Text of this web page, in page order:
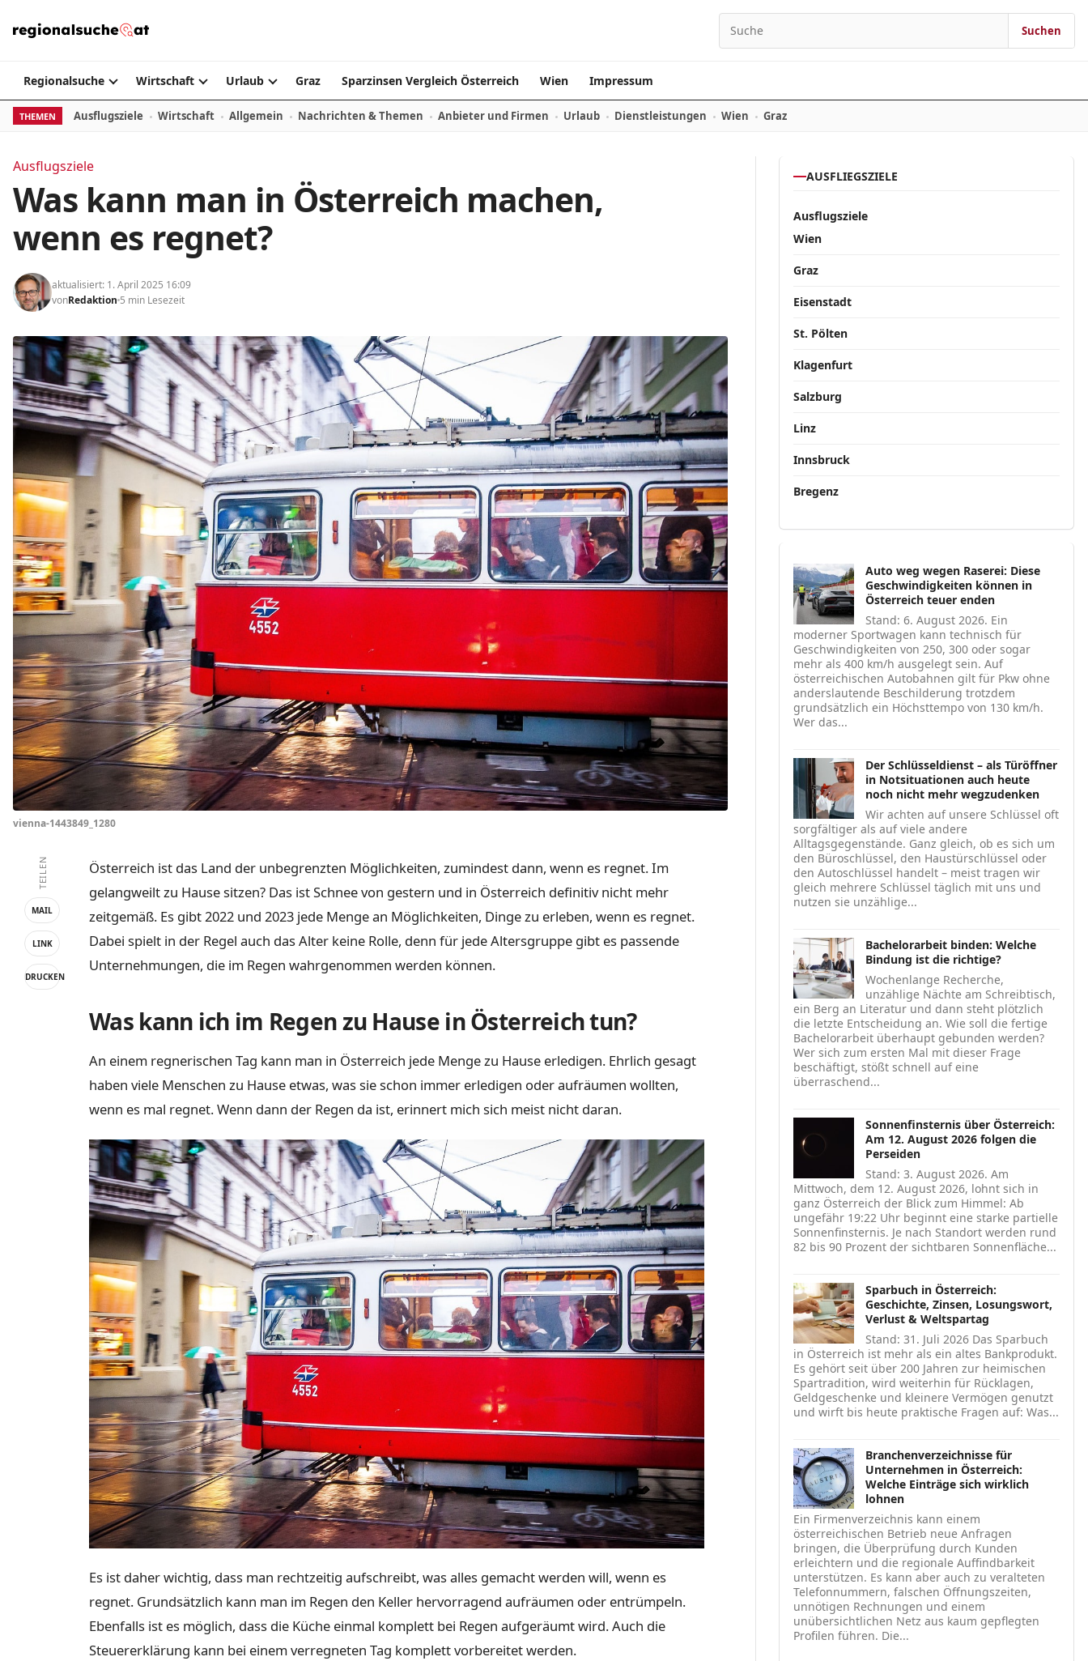
Suchen nach:
Suchen
Regionalsuche Wirtschaft Urlaub Graz Sparzinsen Vergleich Österreich Wien Impressum
THEMEN Ausflugsziele Wirtschaft Allgemein Nachrichten & Themen Anbieter und Firmen Urlaub Dienstleistungen Wien Graz
Ausflugsziele
Was kann man in Österreich machen,
wenn es regnet?
aktualisiert: 1. April 2025 16:09
vonRedaktion 5 min Lesezeit
vienna-1443849_1280
TEILEN
MAIL
LINK
DRUCKEN
Österreich ist das Land der unbegrenzten Möglichkeiten, zumindest dann, wenn es regnet. Im
gelangweilt zu Hause sitzen? Das ist Schnee von gestern und in Österreich definitiv nicht mehr
zeitgemäß. Es gibt 2022 und 2023 jede Menge an Möglichkeiten, Dinge zu erleben, wenn es regnet.
Dabei spielt in der Regel auch das Alter keine Rolle, denn für jede Altersgruppe gibt es passende
Unternehmungen, die im Regen wahrgenommen werden können.
Was kann ich im Regen zu Hause in Österreich tun?
An einem regnerischen Tag kann man in Österreich jede Menge zu Hause erledigen. Ehrlich gesagt
haben viele Menschen zu Hause etwas, was sie schon immer erledigen oder aufräumen wollten,
wenn es mal regnet. Wenn dann der Regen da ist, erinnert mich sich meist nicht daran.
Es ist daher wichtig, dass man rechtzeitig aufschreibt, was alles gemacht werden will, wenn es
regnet. Grundsätzlich kann man im Regen den Keller hervorragend aufräumen oder entrümpeln.
Ebenfalls ist es möglich, dass die Küche einmal komplett bei Regen aufgeräumt wird. Auch die
Steuererklärung kann bei einem verregneten Tag komplett vorbereitet werden.
AUSFLIEGSZIELE
Ausflugsziele
Wien
Graz
Eisenstadt
St. Pölten
Klagenfurt
Salzburg
Linz
Innsbruck
Bregenz
Auto weg wegen Raserei: Diese
Geschwindigkeiten können in
Österreich teuer enden
Stand: 6. August 2026. Ein
moderner Sportwagen kann technisch für
Geschwindigkeiten von 250, 300 oder sogar
mehr als 400 km/h ausgelegt sein. Auf
österreichischen Autobahnen gilt für Pkw ohne
anderslautende Beschilderung trotzdem
grundsätzlich ein Höchsttempo von 130 km/h.
Wer das...
Der Schlüsseldienst – als Türöffner
in Notsituationen auch heute
noch nicht mehr wegzudenken
Wir achten auf unsere Schlüssel oft
sorgfältiger als auf viele andere
Alltagsgegenstände. Ganz gleich, ob es sich um
den Büroschlüssel, den Haustürschlüssel oder
den Autoschlüssel handelt – meist tragen wir
gleich mehrere Schlüssel täglich mit uns und
nutzen sie unzählige...
Bachelorarbeit binden: Welche
Bindung ist die richtige?
Wochenlange Recherche,
unzählige Nächte am Schreibtisch,
ein Berg an Literatur und dann steht plötzlich
die letzte Entscheidung an. Wie soll die fertige
Bachelorarbeit überhaupt gebunden werden?
Wer sich zum ersten Mal mit dieser Frage
beschäftigt, stößt schnell auf eine
überraschend...
Sonnenfinsternis über Österreich:
Am 12. August 2026 folgen die
Perseiden
Stand: 3. August 2026. Am
Mittwoch, dem 12. August 2026, lohnt sich in
ganz Österreich der Blick zum Himmel: Ab
ungefähr 19:22 Uhr beginnt eine starke partielle
Sonnenfinsternis. Je nach Standort werden rund
82 bis 90 Prozent der sichtbaren Sonnenfläche...
Sparbuch in Österreich:
Geschichte, Zinsen, Losungswort,
Verlust & Weltspartag
Stand: 31. Juli 2026 Das Sparbuch
in Österreich ist mehr als ein altes Bankprodukt.
Es gehört seit über 200 Jahren zur heimischen
Spartradition, wird weiterhin für Rücklagen,
Geldgeschenke und kleinere Vermögen genutzt
und wirft bis heute praktische Fragen auf: Was...
Branchenverzeichnisse für
Unternehmen in Österreich:
Welche Einträge sich wirklich
lohnen
Ein Firmenverzeichnis kann einem
österreichischen Betrieb neue Anfragen
bringen, die Überprüfung durch Kunden
erleichtern und die regionale Auffindbarkeit
unterstützen. Es kann aber auch zu veralteten
Telefonnummern, falschen Öffnungszeiten,
unnötigen Rechnungen und einem
unübersichtlichen Netz aus kaum gepflegten
Profilen führen. Die...